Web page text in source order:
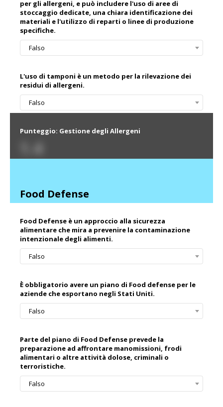
per gli allergeni, e può includere l'uso di aree di
stoccaggio dedicate, una chiara identificazione dei
materiali e l'utilizzo di reparti o linee di produzione
specifiche.
Falso
L'uso di tamponi è un metodo per la rilevazione dei
residui di allergeni.
Falso
Punteggio: Gestione degli Allergeni
1.4
Food Defense
Food Defense è un approccio alla sicurezza
alimentare che mira a prevenire la contaminazione
intenzionale degli alimenti.
Falso
È obbligatorio avere un piano di Food defense per le
aziende che esportano negli Stati Uniti.
Falso
Parte del piano di Food Defense prevede la
preparazione ad affrontare manomissioni, frodi
alimentari o altre attività dolose, criminali o
terroristiche.
Falso